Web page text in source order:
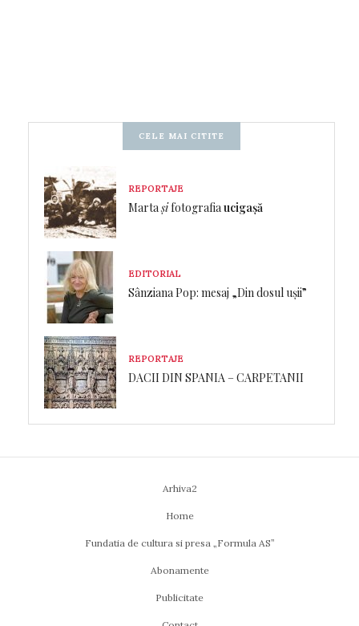
CELE MAI CITITE
REPORTAJE
Martașifotografiaucigașă
EDITORIAL
Sânziana Pop: mesaj „Din dosul ușii”
REPORTAJE
DACII DIN SPANIA – CARPETANII
Arhiva2
Home
Fundatia de cultura si presa „Formula AS”
Abonamente
Publicitate